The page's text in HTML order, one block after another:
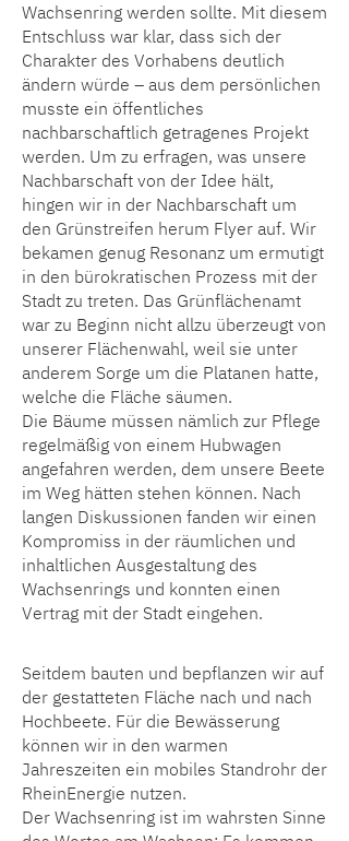
Wachsenring werden sollte. Mit diesem
Entschluss war klar, dass sich der
Charakter des Vorhabens deutlich
ändern würde – aus dem persönlichen
musste ein öffentliches
nachbarschaftlich getragenes Projekt
werden. Um zu erfragen, was unsere
Nachbarschaft von der Idee hält,
hingen wir in der Nachbarschaft um
den Grünstreifen herum Flyer auf. Wir
bekamen genug Resonanz um ermutigt
in den bürokratischen Prozess mit der
Stadt zu treten. Das Grünflächenamt
war zu Beginn nicht allzu überzeugt von
unserer Flächenwahl, weil sie unter
anderem Sorge um die Platanen hatte,
welche die Fläche säumen.
Die Bäume müssen nämlich zur Pflege
regelmäßig von einem Hubwagen
angefahren werden, dem unsere Beete
im Weg hätten stehen können. Nach
langen Diskussionen fanden wir einen
Kompromiss in der räumlichen und
inhaltlichen Ausgestaltung des
Wachsenrings und konnten einen
Vertrag mit der Stadt eingehen.
Seitdem bauten und bepflanzen wir auf
der gestatteten Fläche nach und nach
Hochbeete. Für die Bewässerung
können wir in den warmen
Jahreszeiten ein mobiles Standrohr der
RheinEnergie nutzen.
Der Wachsenring ist im wahrsten Sinne